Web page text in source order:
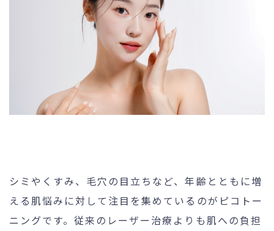
- ジュベルック(Juvelook)
- ボツリヌストキシン注射
- ケミカルピーリング
- マッサージピール
- ダーマペン4
- 他院抜糸・ホッチキス除去
シミやくすみ、毛穴の目立ちなど、年齢とともに増
える肌悩みに対して注目を集めているのがピコトー
ニングです。従来のレーザー治療よりも肌への負担